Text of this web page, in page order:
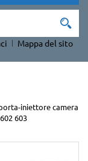
Mappa del sito
iniettore camera
603